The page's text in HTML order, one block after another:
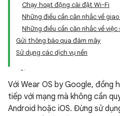
Chạy hoạt động cài đặt Wi-Fi
Những điều cần cân nhắc về
Những điều cần cân nhắc về
Gửi thông báo qua đám mây
Sử dụng các dịch vụ nền
Với Wear OS by Google,
tiếp với mạng mà không cần
Android hoặc iOS. Đừng sử